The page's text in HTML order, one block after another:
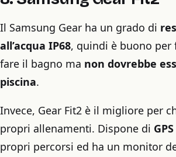
Il Samsung Gear ha un grado di
all’acqua IP68, quindi è buono per
fare il bagno ma non dovrebbe
piscina.
Invece, Gear Fit2 è il migliore per
propri allenamenti. Dispone di GPS
propri percorsi ed ha un monitor